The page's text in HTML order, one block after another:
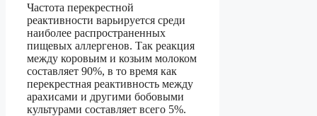
Частота перекрестной
реактивности варьируется среди
наиболее распространенных
пищевых аллергенов. Так реакция
между коровьим и козьим молоком
составляет 90%, в то время как
перекрестная реактивность между
арахисами и другими бобовыми
культурами составляет всего 5%.